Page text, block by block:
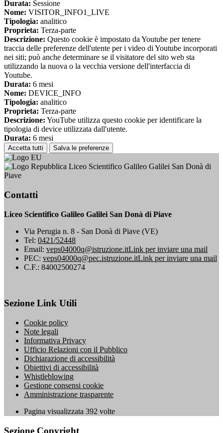
Durata: Sessione
Nome: VISITOR_INFO1_LIVE
Tipologia: analitico
Proprieta: Terza-parte
Descrizione: Questo cookie è impostato da Youtube per tenere
traccia delle preferenze dell'utente per i video di Youtube incorporati
nei siti; può anche determinare se il visitatore del sito web sta
utilizzando la nuova o la vecchia versione dell'interfaccia di
Youtube.
Durata: 6 mesi
Nome: DEVICE_INFO
Tipologia: analitico
Proprieta: Terza-parte
Descrizione: YouTube utilizza questo cookie per identificare la
tipologia di device utilizzata dall'utente.
Durata: 6 mesi
Accetta tutti Salva le preferenze
Liceo Scientifico Galileo Galilei San Donà di
Piave
Contatti
Liceo Scientifico Galileo Galilei San Donà di Piave
Via Perugia n. 8 - San Donà di Piave (VE)
Tel: 0421/52448
Email: veps04000q@istruzione.itLink per inviare una mail
PEC: veps04000q@pec.istruzione.itLink per inviare una mail
C.F.: 84002500274
Sezione Link Utili
Cookie policy
Note legali
Informativa Privacy
Ufficio Relazioni con il Pubblico
Dichiarazione di accessibilità
Obiettivi di accessibilità
Whistleblowing
Gestione consensi cookie
Amministrazione trasparente
Pagina visualizzata 392 volte
Sezione Copyright